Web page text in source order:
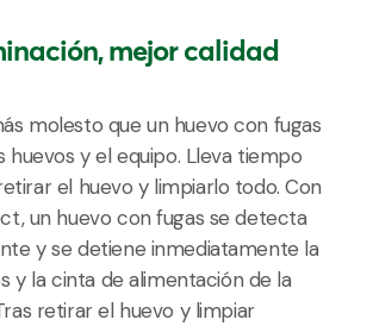
mejor calidad
molesto que un huevo con fugas
huevos y el equipo. Lleva tiempo
el huevo y limpiarlo todo. Con
un huevo con fugas se detecta
y se detiene inmediatamente la
y la cinta de alimentación de la
retirar el huevo y limpiar